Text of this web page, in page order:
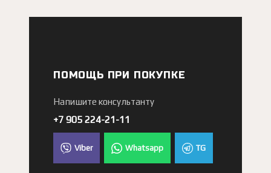
ПОМОЩЬ ПРИ ПОКУПКЕ
Напишите консультанту
+7 905 224-21-11
Viber Whatsapp TG